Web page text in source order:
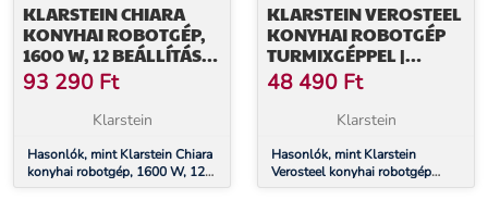
KLARSTEIN CHIARA
KONYHAI ROBOTGÉP,
1600 W, 12 BEÁLLÍTÁS,
ROZSDAMENTES ACÉL
TÁL, LCD KIJELZŐ,
TARTOZÉKOKKAL
93 290 Ft
Klarstein
Hasonlók, mint Klarstein Chiara
konyhai robotgép, 1600 W, 12
beállítás, rozsdamentes acél tál,
KLARSTEIN VEROSTEEL
KONYHAI ROBOTGÉP
TURMIXGÉPPEL |
DAGASZTÁS,
HABVERÉS, FACSARÁS |
1200 W | 2 L /1,75 L
48 490 Ft
Klarstein
Hasonlók, mint Klarstein
Verosteel konyhai robotgép
turmixgéppel | dagasztás,